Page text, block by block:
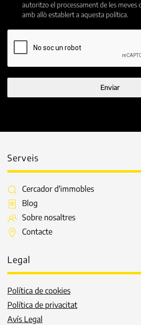
autoritzo el processament de les meves
amb allò establert a aquesta política.
Enviar
Serveis
Cercador d'immobles
Blog
Sobre nosaltres
Contacte
Legal
Política de cookies
Política de privacitat
Avís Legal